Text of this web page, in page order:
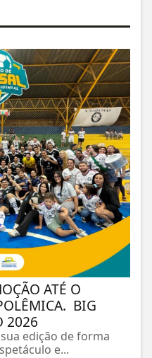
ATÉ O
BIG
2026
edição de forma
e...